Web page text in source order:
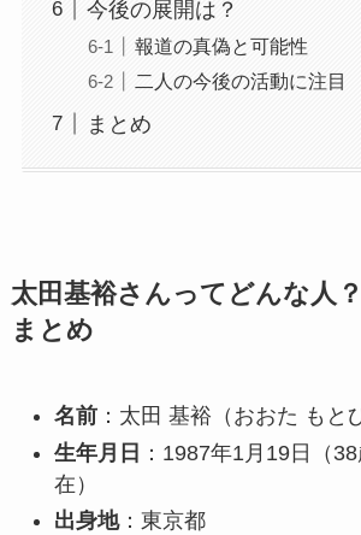
今後の展開は？
報道の真偽と可能性
二人の今後の活動に注目
まとめ
太田基裕さんってどんな人
まとめ
名前：太田 基裕（おおた もと
生年月日 ：1987年1月19日（
在）
出身地：東京都